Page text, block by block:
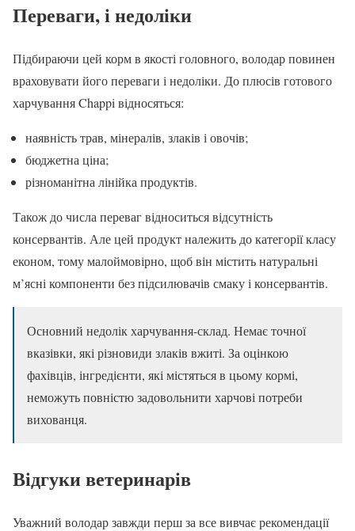
Переваги, і недоліки
Підбираючи цей корм в якості головного, володар повинен
враховувати його переваги і недоліки. До плюсів готового
харчування Chappi відносяться:
наявність трав, мінералів, злаків і овочів;
бюджетна ціна;
різноманітна лінійка продуктів.
Також до числа переваг відноситься відсутність
консервантів. Але цей продукт належить до категорії класу
економ, тому малоймовірно, щоб він містить натуральні
м’ясні компоненти без підсилювачів смаку і консервантів.
Основний недолік харчування-склад. Немає точної
вказівки, які різновиди злаків вжиті. За оцінкою
фахівців, інгредієнти, які містяться в цьому кормі,
неможуть повністю задовольнити харчові потреби
вихованця.
Відгуки ветеринарів
Уважний володар завжди перш за все вивчає рекомендації